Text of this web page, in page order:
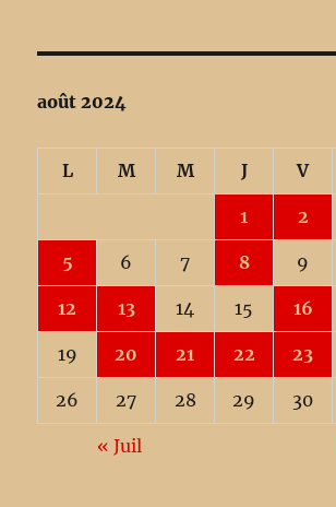
août 2024
L M M J V
1 2
5 6 7 8 9
12 13 14 15 16
19 20 21 22 23
26 27 28 29 30
« Juil